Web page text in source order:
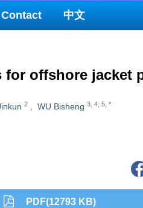
Contact 中文
for offshore jacket
2 WU Bisheng 3 4 5 *
PDF(12793 KB)